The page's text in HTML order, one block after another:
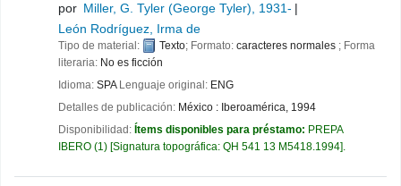
por Miller, G. Tyler (George Tyler), 1931-
León Rodríguez, Irma de
Tipo de material: Texto; Formato: caracteres normales ; Forma
literaria: No es ficción
Idioma: SPA Lenguaje original: ENG
Detalles de publicación: México : Iberoamérica, 1994
Disponibilidad: Ítems disponibles para préstamo: PREPA
IBERO (1) Signatura topográfica: QH 541 13 M5418.1994 .